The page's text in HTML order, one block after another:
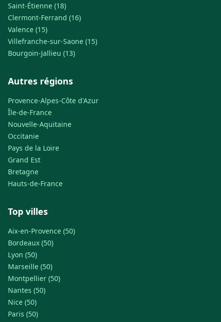
Saint-Étienne (18)
Clermont-Ferrand (16)
Valence (15)
Villefranche-sur-Saone (15)
Bourgoin-Jallieu (13)
Autres régions
Provence-Alpes-Côte d'Azur
Île-de-France
Nouvelle-Aquitaine
Occitanie
Pays de la Loire
Grand Est
Bretagne
Hauts-de-France
Top villes
Aix-en-Provence (50)
Bordeaux (50)
Lyon (50)
Marseille (50)
Montpellier (50)
Nantes (50)
Nice (50)
Paris (50)